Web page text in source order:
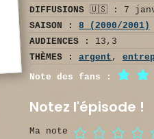
DIFFUSIONS 🇺🇸 : 7
SAISON :
8 (2000/2001)
AUDIENCES :
13,3
THÈMES :
argent ,
Note des fans :
Notez l'épisode !
Ma note